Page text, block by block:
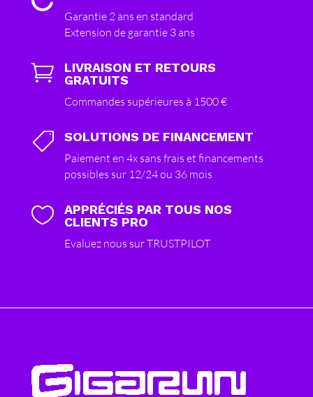
Garantie 2 ans en standard
Extension de garantie 3 ans

LIVRAISON ET RETOURS
GRATUITS
Commandes supérieures à 1500 €
 SOLUTIONS DE FINANCEMENT
Paiement en 4x sans frais et financements
possibles sur 12/24 ou 36 mois

APPRÉCIÉS PAR TOUS NOS
CLIENTS PRO
Evaluez nous sur TRUSTPILOT